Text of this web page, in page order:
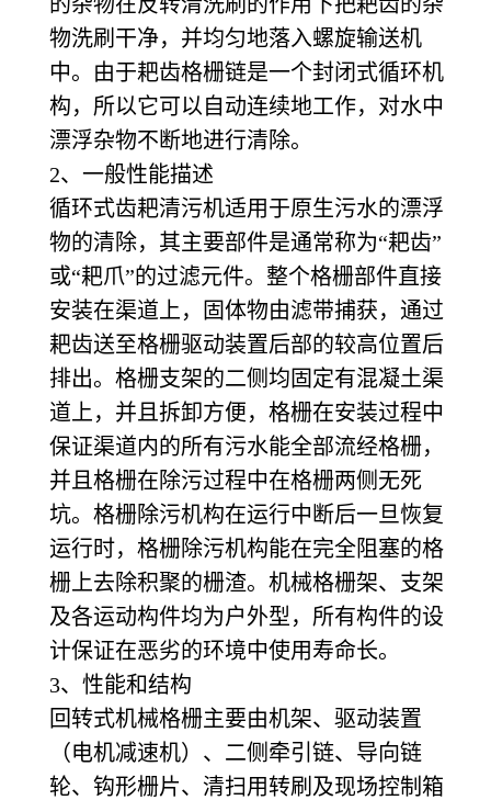
物洗刷干净，并均匀地落入螺旋输送机
中。由于耙齿格栅链是一个封闭式循环机
构，所以它可以自动连续地工作，对水中
漂浮杂物不断地进行清除。
2、一般性能描述
循环式齿耙清污机适用于原生污水的漂浮
物的清除，其主要部件是通常称为“耙齿”
或“耙爪”的过滤元件。整个格栅部件直接
安装在渠道上，固体物由滤带捕获，通过
耙齿送至格栅驱动装置后部的较高位置后
排出。格栅支架的二侧均固定有混凝土渠
道上，并且拆卸方便，格栅在安装过程中
保证渠道内的所有污水能全部流经格栅，
并且格栅在除污过程中在格栅两侧无死
坑。格栅除污机构在运行中断后一旦恢复
运行时，格栅除污机构能在完全阻塞的格
栅上去除积聚的栅渣。机械格栅架、支架
及各运动构件均为户外型，所有构件的设
计保证在恶劣的环境中使用寿命长。
3、性能和结构
回转式机械格栅主要由机架、驱动装置
（电机减速机）、二侧牵引链、导向链
轮、钩形栅片、清扫用转刷及现场控制箱